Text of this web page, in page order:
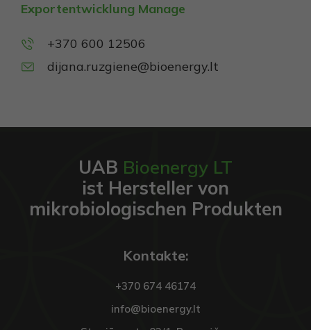
Exportentwicklung Manage
+370 600 12506
dijana.ruzgiene@bioenergy.lt
UAB Bioenergy LT
ist Hersteller von
mikrobiologischen Produkten
Kontakte:
+370 674 46174
info@bioenergy.lt
reikalingi,
kad
pagerinti
svetainės
funkcionalumą
ir struktūrą,
naudojama.
Vartojo
patirties